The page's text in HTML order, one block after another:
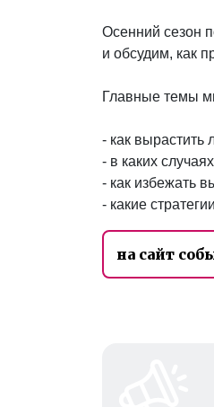
Осенний сезон
и обсудим, как
Главные темы
- как вырастить
- в каких
- как избежать
- какие
на сайт